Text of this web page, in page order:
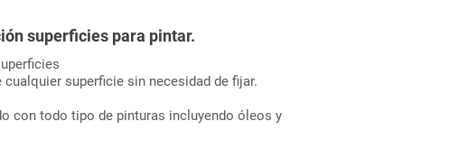
superficies para pintar.
superficie sin necesidad de fijar.
con todo tipo de pinturas incluyendo óleos y